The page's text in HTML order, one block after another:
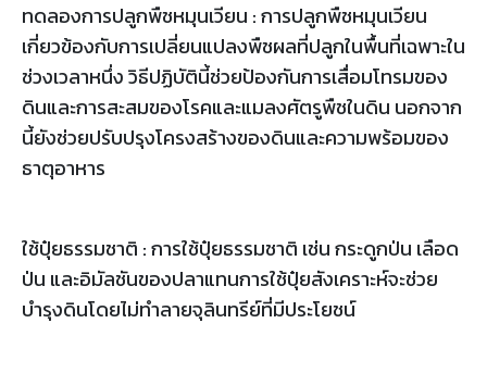
ทดลองการปลูกพืชหมุนเวียน : การปลูกพืชหมุนเวียน
เกี่ยวข้องกับการเปลี่ยนแปลงพืชผลที่ปลูกในพื้นที่เฉพาะใน
ช่วงเวลาหนึ่ง วิธีปฏิบัตินี้ช่วยป้องกันการเสื่อมโทรมของ
ดินและการสะสมของโรคและแมลงศัตรูพืชในดิน นอกจาก
นี้ยังช่วยปรับปรุงโครงสร้างของดินและความพร้อมของ
ธาตุอาหาร
ใช้ปุ๋ยธรรมชาติ : การใช้ปุ๋ยธรรมชาติ เช่น กระดูกป่น เลือด
ป่น และอิมัลชันของปลาแทนการใช้ปุ๋ยสังเคราะห์จะช่วย
บำรุงดินโดยไม่ทำลายจุลินทรีย์ที่มีประโยชน์